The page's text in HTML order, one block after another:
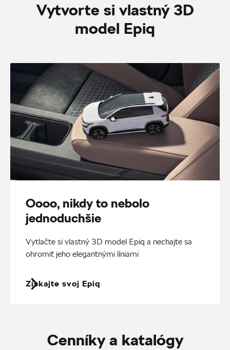
Vytvorte si vlastný 3D
model Epiq
Oooo, nikdy to nebolo
jednoduchšie
Vytlačte si vlastný 3D model Epiq a nechajte sa
ohromiť jeho elegantnými líniami
Získajte svoj Epiq
Cenníky a katalógy